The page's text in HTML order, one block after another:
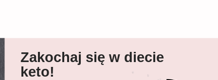
Zakochaj się w diecie
keto!